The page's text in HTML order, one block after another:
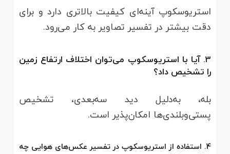
استریوسکوپ آینه‌ای کیفیت بالاتری دارد و برای
دقت بیشتر در تفسیر تصاویر به کار می‌رود.
3. آیا با استریوسکوپ می‌توان اختلاف ارتفاع زمین
را تشخیص داد؟
بله، به‌دلیل دید سه‌بعدی، تشخیص
پستی‌وبلندی‌ها امکان‌پذیر است.
4. استفاده از استریوسکوپ در تفسیر عکس‌های هوایی چه